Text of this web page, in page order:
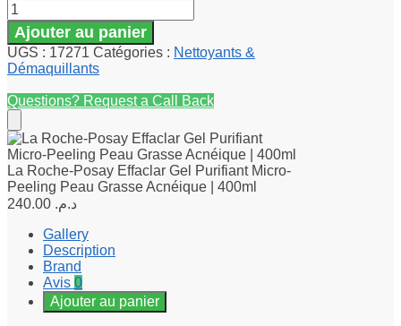
Ajouter au panier
UGS : 17271 Catégories : Nettoyants &
Démaquillants
Questions? Request a Call Back
La Roche-Posay Effaclar Gel Purifiant Micro-
Peeling Peau Grasse Acnéique | 400ml
د.م.
Gallery
Description
Brand
Avis 0
Ajouter au panier